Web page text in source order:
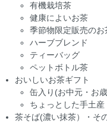
有機栽培茶
健康によいお茶
季節物限定販売のお
ハーブブレンド
ティーバッグ
ペットボトル茶
おいしいお茶ギフト
缶入り(お中元・お歳
ちょっとした手土産
茶そば(濃い抹茶）・そ